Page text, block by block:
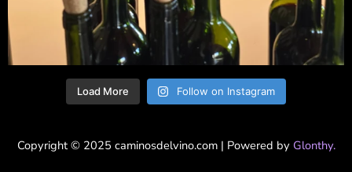
Load More Follow on Instagram
Copyright © 2025 caminosdelvino.com | Powered by Glonthy.